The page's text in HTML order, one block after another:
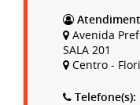
Avenida
SALA 201
Centro -
Telefone(s):